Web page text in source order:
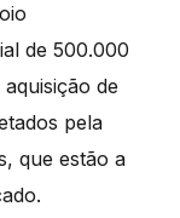
de 500.000
de
pela
que estão a